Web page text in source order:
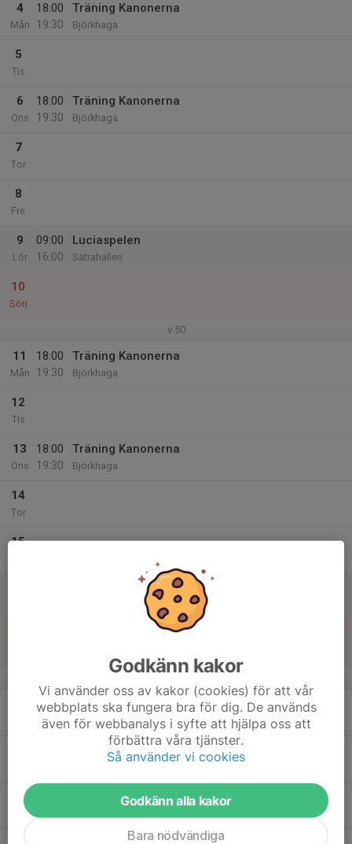
4
Mån
18:00
19:30
Träning Kanonerna
Björkhaga
5
Tis
6
Ons
18:00
19:30
Träning Kanonerna
Björkhaga
7
Tor
8
Fre
9
Lör
09:00
16:00
Luciaspelen
Sätrahallen
10
Sön
v.50
11
Mån
18:00
19:30
Träning Kanonerna
Björkhaga
12
Tis
13
Ons
18:00
19:30
Träning Kanonerna
Björkhaga
14
Tor
15
Träning Kanonerna
18:00
19:30
Träning Kanonerna
Björkhaga
20
Ons
Godkänn kakor
Vi använder oss av kakor (cookies) för att vår
webbplats ska fungera bra för dig. De används
även för webbanalys i syfte att hjälpa oss att
förbättra våra tjänster.
Så använder vi cookies
Godkänn alla kakor
Bara nödvändiga